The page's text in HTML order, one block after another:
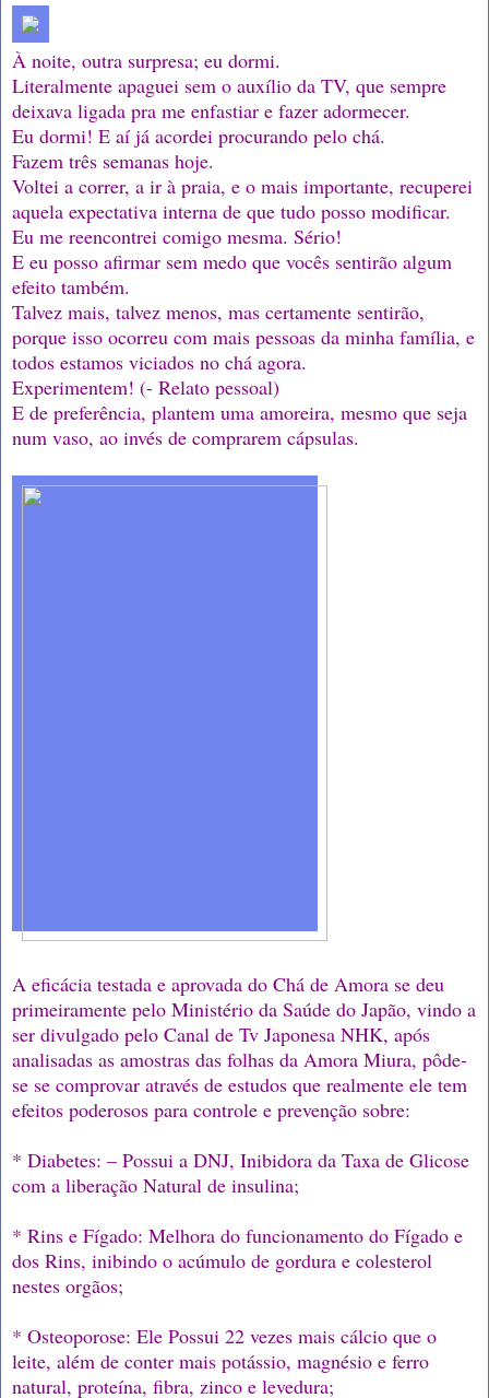
À noite, outra surpresa; eu dormi.
Literalmente apaguei sem o auxílio da TV, que sempre
deixava ligada pra me enfastiar e fazer adormecer.
Eu dormi! E aí já acordei procurando pelo chá.
Fazem três semanas hoje.
Voltei a correr, a ir à praia, e o mais importante, recuperei
aquela expectativa interna de que tudo posso modificar.
Eu me reencontrei comigo mesma. Sério!
E eu posso afirmar sem medo que vocês sentirão algum
efeito também.
Talvez mais, talvez menos, mas certamente sentirão,
porque isso ocorreu com mais pessoas da minha família, e
todos estamos viciados no chá agora.
Experimentem! (- Relato pessoal)
E de preferência, plantem uma amoreira, mesmo que seja
num vaso, ao invés de comprarem cápsulas.
A eficácia testada e aprovada do Chá de Amora se deu
primeiramente pelo Ministério da Saúde do Japão, vindo a
ser divulgado pelo Canal de Tv Japonesa NHK, após
analisadas as amostras das folhas da Amora Miura, pôde-
se se comprovar através de estudos que realmente ele tem
efeitos poderosos para controle e prevenção sobre:
* Diabetes: – Possui a DNJ, Inibidora da Taxa de Glicose
com a liberação Natural de insulina;
* Rins e Fígado: Melhora do funcionamento do Fígado e
dos Rins, inibindo o acúmulo de gordura e colesterol
nestes orgãos;
* Osteoporose: Ele Possui 22 vezes mais cálcio que o
leite, além de conter mais potássio, magnésio e ferro
natural, proteína, fibra, zinco e levedura;